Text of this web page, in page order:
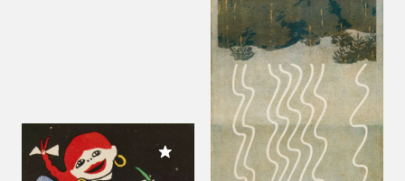
Meiner Sammlung hinzufügen